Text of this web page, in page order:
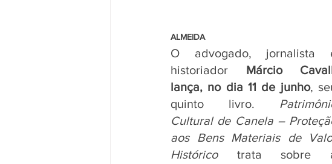
ALMEIDA
O advogado, jornalista
historiador Márcio
lança, no dia 11 de junho,
quinto livro.
Cultural de Canela –
aos Bens Materiais de
Histórico trata sobre